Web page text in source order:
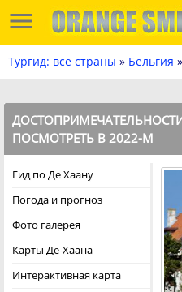
Тургид: все страны » Бельгия »
ПОСМОТРЕТЬ В 2022-М
Гид по Де Хаану
Погода и прогноз
Фото галерея
Карты Де-Хаана
Интерактивная карта